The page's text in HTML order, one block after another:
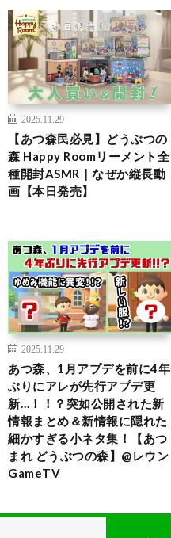
2025.11.29
【あつ森民必見】どうぶつの
森 Happy Roomリーメント全
種開封ASMR｜なぜか縦長動
画【本日発売】
2025.11.29
あつ森、1月アプデを前に4年
ぶりにアレが先行アプデ更
新…！！？突如公開された新
情報まとめ＆新情報に隠れた
細かすぎる小ネタ集！【あつ
まれ どうぶつの森】@レウン
GameTV